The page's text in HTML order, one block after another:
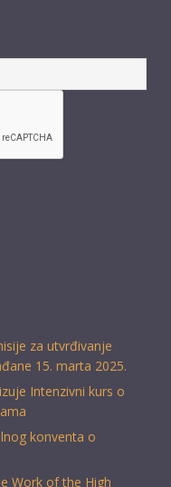
za utvrđivanje
15. marta 2025.
Intenzivni kurs o
konventa o
Work of the High